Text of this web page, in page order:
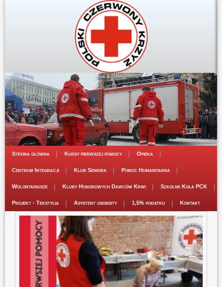
Strona główna Kursy pierwszej pomocy Opieka
Centrum Integracji Klub Seniora Pomoc Humanitarna
Wolontariusze Kluby Honorowych Dawców Krwi Szkolne Koła PCK
Projekt - Tekstylia Asystent osobisty 1,5% podatku Kontakt